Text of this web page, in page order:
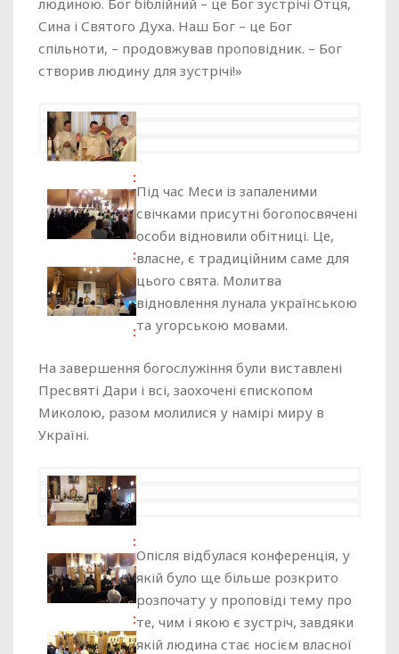
людиною. Бог біблійний – це Бог зустрічі Отця,
Сина і Святого Духа. Наш Бог – це Бог
спільноти, – продовжував проповідник. – Бог
створив людину для зустрічі!»
Під час Меси із запаленими
свічками присутні богопосвячені
особи відновили обітниці. Це,
власне, є традиційним саме для
цього свята. Молитва
відновлення лунала українською
та угорською мовами.
На завершення богослужіння були виставлені
Пресвяті Дари і всі, заохочені єпископом
Миколою, разом молилися у намірі миру в
Україні.
Опісля відбулася конференція, у
якій було ще більше розкрито
розпочату у проповіді тему про
те, чим і якою є зустріч, завдяки
якій людина стає носієм власної